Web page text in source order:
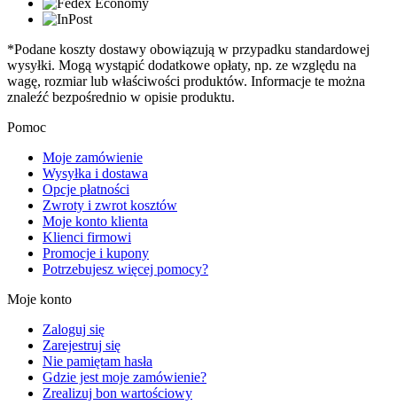
*Podane koszty dostawy obowiązują w przypadku standardowej
wysyłki. Mogą wystąpić dodatkowe opłaty, np. ze względu na
wagę, rozmiar lub właściwości produktów. Informacje te można
znaleźć bezpośrednio w opisie produktu.
Pomoc
Moje zamówienie
Wysyłka i dostawa
Opcje płatności
Zwroty i zwrot kosztów
Moje konto klienta
Klienci firmowi
Promocje i kupony
Potrzebujesz więcej pomocy?
Moje konto
Zaloguj się
Zarejestruj się
Nie pamiętam hasła
Gdzie jest moje zamówienie?
Zrealizuj bon wartościowy